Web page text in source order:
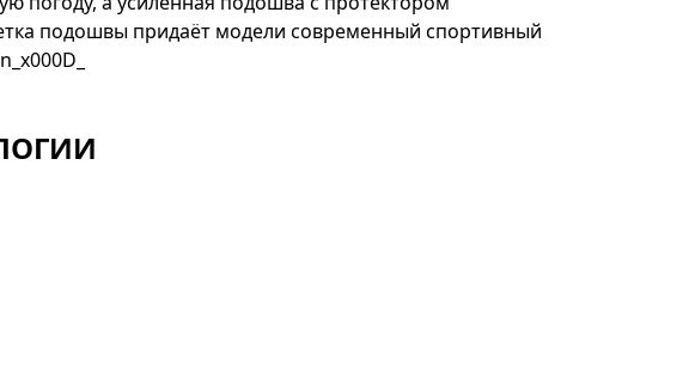
подошвы придаёт модели современный спортивный